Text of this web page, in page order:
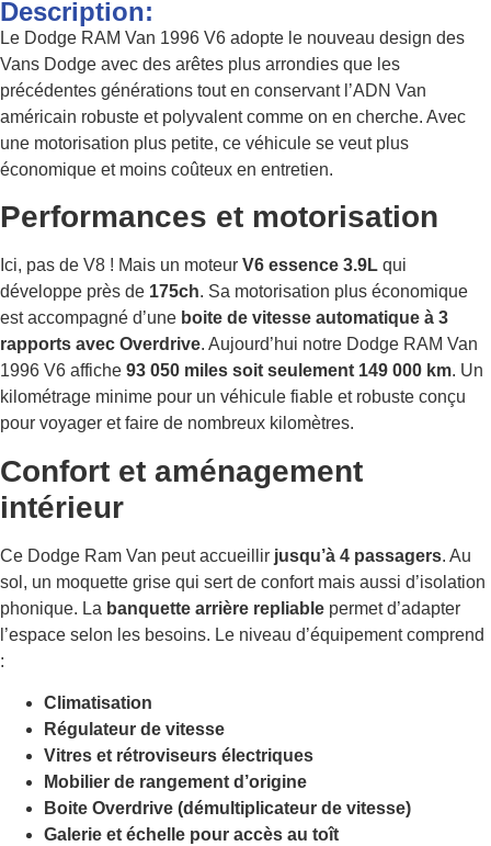
Description:
Le Dodge RAM Van 1996 V6 adopte le nouveau design des
Vans Dodge avec des arêtes plus arrondies que les
précédentes générations tout en conservant l’ADN Van
américain robuste et polyvalent comme on en cherche. Avec
une motorisation plus petite, ce véhicule se veut plus
économique et moins coûteux en entretien.
Performances et motorisation
Ici, pas de V8 ! Mais un moteur V6 essence 3.9L qui
développe près de 175ch. Sa motorisation plus économique
est accompagné d’une boite de vitesse automatique à 3
rapports avec Overdrive. Aujourd’hui notre Dodge RAM Van
1996 V6 affiche 93 050 miles soit seulement 149 000 km. Un
kilométrage minime pour un véhicule fiable et robuste conçu
pour voyager et faire de nombreux kilomètres.
Confort et aménagement
intérieur
Ce Dodge Ram Van peut accueillir jusqu’à 4 passagers. Au
sol, un moquette grise qui sert de confort mais aussi d’isolation
phonique. La banquette arrière repliable permet d’adapter
l’espace selon les besoins. Le niveau d’équipement comprend
:
Climatisation
Régulateur de vitesse
Vitres et rétroviseurs électriques
Mobilier de rangement d’origine
Boite Overdrive (démultiplicateur de vitesse)
Galerie et échelle pour accès au toît